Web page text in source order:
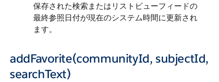
保存された検索またはリストビューフィードの
最終参照日付が現在のシステム時間に更新され
ます。
addFavorite(communityId, subjectId,
searchText)